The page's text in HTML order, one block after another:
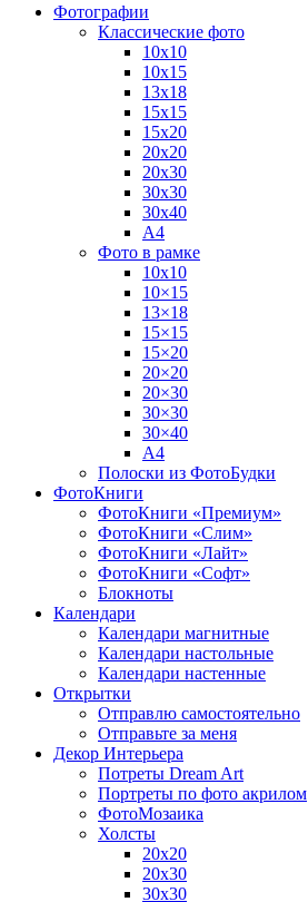
Фотографии
Классические фото
10х10
10х15
13х18
15х15
15х20
20х20
20х30
30х30
30х40
А4
Фото в рамке
10х10
10×15
13×18
15×15
15×20
20×20
20×30
30×30
30×40
A4
Полоски из ФотоБудки
ФотоКниги
ФотоКниги «Премиум»
ФотоКниги «Слим»
ФотоКниги «Лайт»
ФотоКниги «Софт»
Блокноты
Календари
Календари магнитные
Календари настольные
Календари настенные
Открытки
Отправлю самостоятельно
Отправьте за меня
Декор Интерьера
Потреты Dream Art
Портреты по фото акрилом
ФотоМозаика
Холсты
20х20
20х30
30х30